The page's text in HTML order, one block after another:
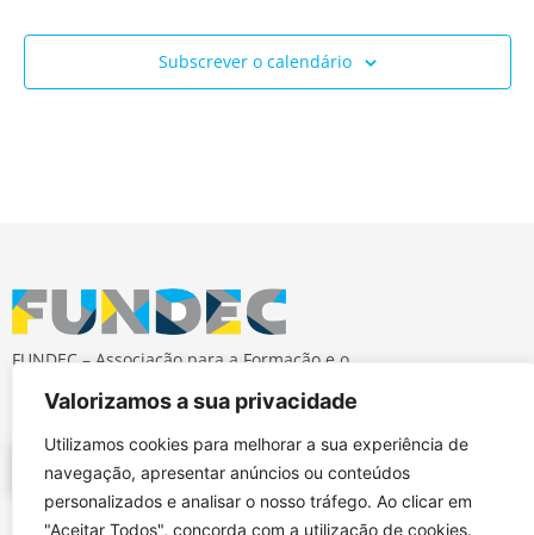
Valorizamos a sua privacidade
Utilizamos cookies para melhorar a sua experiência de
navegação, apresentar anúncios ou conteúdos
personalizados e analisar o nosso tráfego. Ao clicar em
"Aceitar Todos", concorda com a utilização de cookies.
Subscrever o calendário
FUNDEC – Associação para a Formação e o